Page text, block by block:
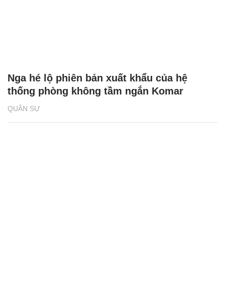
QUÂN SỰ
Nga hé lộ phiên bản xuất khẩu của hệ
thống phòng không tầm ngắn Komar